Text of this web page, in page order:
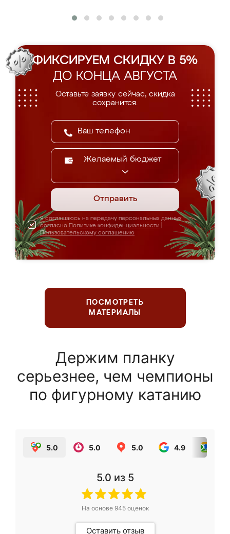
ФИКСИРУЕМ СКИДКУ В 5%
ДО КОНЦА АВГУСТА
Оставьте заявку сейчас, скидка
сохранится.
Желаемый бюджет
Отправить
Я соглашаюсь на передачу персональных данных
согласно Политике конфиденциальности
Пользовательскому соглашению
ПОСМОТРЕТЬ
МАТЕРИАЛЫ
Держим планку
серьезнее, чем чемпионы
по фигурному катанию
5.0 5.0 5.0 4.9
5.0 из 5
На основе 945оценок
Оставить отзыв